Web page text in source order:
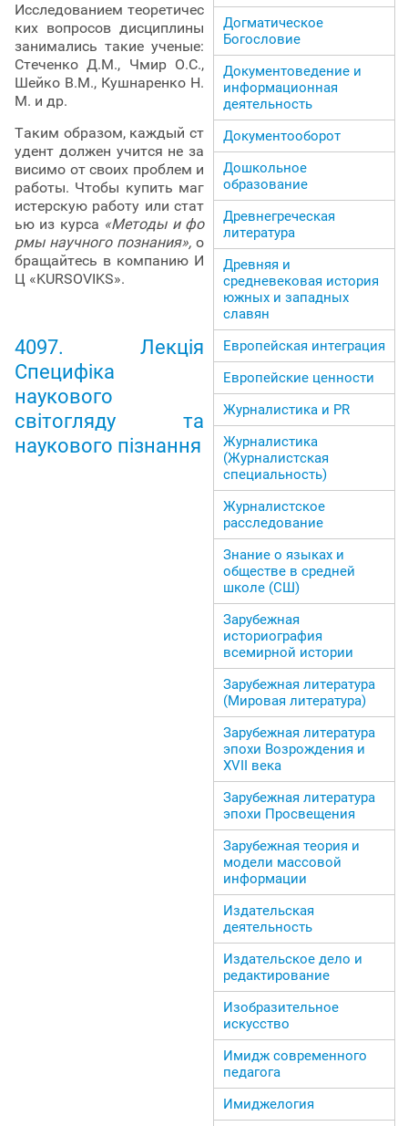
Исследованием теоретичес
ких вопросов дисциплины
занимались такие ученые:
Стеченко Д.М., Чмир О.С.,
Шейко В.М., Кушнаренко Н.
М. и др.
Таким образом, каждый ст
удент должен учится не за
висимо от своих проблем и
работы. Чтобы купить маг
истерскую работу или стат
ью из курса «Методы и фо
рмы научного познания», о
бращайтесь в компанию И
Ц «KURSOVIKS».
4097. Лекція
Специфіка
наукового
світогляду та
наукового пізнання
Догматическое
Богословие
Документоведение и
информационная
деятельность
Документооборот
Дошкольное
образование
Древнегреческая
литература
Древняя и
средневековая история
южных и западных
славян
Европейская интеграция
Европейские ценности
Журналистика и PR
Журналистика
(Журналистская
специальность)
Журналистское
расследование
Знание о языках и
обществе в средней
школе (СШ)
Зарубежная
историография
всемирной истории
Зарубежная литература
(Мировая литература)
Зарубежная литература
эпохи Возрождения и
ХVII века
Зарубежная литература
эпохи Просвещения
Зарубежная теория и
модели массовой
информации
Издательская
деятельность
Издательское дело и
редактирование
Изобразительное
искусство
Имидж современного
педагога
Имиджелогия